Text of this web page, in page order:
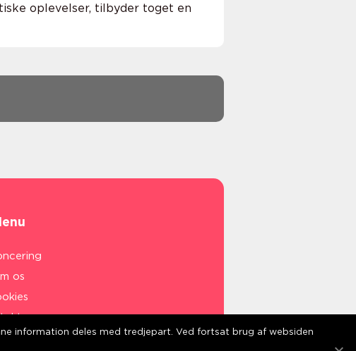
oplevelser, tilbyder toget en
os
os
information deles med tredjepart. Ved fortsat brug af websiden